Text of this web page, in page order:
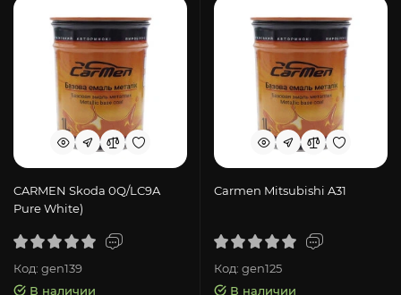
CARMEN Skoda 0Q/LC9A
Pure White)
Код: gen139
В наличии
Carmen Mitsubishi A31
Код: gen125
В наличии